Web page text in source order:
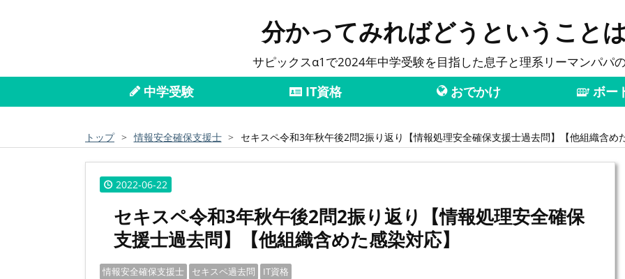
分かってみればどうということ
サピックスα1で2024年中学受験を目指した息子と理系リーマンパパ
中学受験 IT資格 おでかけ ボー
トップ > 情報安全確保支援士 > セキスペ令和3年秋午後2問2振り返り【情報処理安全確保支援士過去問】【他組織含め
2022-06-22
セキスペ令和3年秋午後2問2振り返り【情報処理安全確保
支援士過去問】【他組織含めた感染対応】
情報安全確保支援士 セキスペ過去問 IT資格